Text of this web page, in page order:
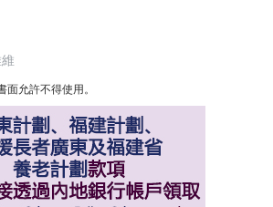
允許不得使用。